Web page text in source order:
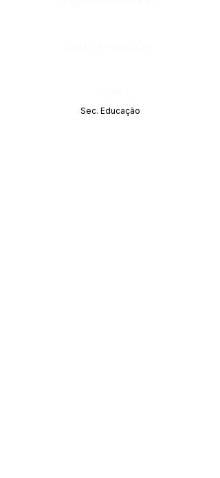
Sec. Educação